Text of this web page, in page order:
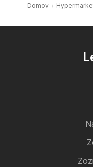
Domov